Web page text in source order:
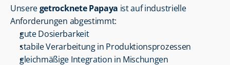
Unsere getrocknete Papaya ist auf industrielle
Anforderungen abgestimmt:
gute Dosierbarkeit
stabile Verarbeitung in Produktionsprozessen
gleichmäßige Integration in Mischungen